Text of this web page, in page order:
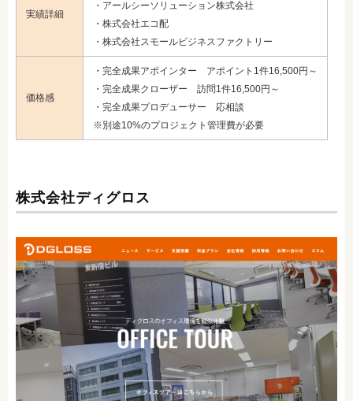
実績詳細
・アールシーソリューション株式会社
・株式会社エコ配
・株式会社スモールビジネスファクトリー
価格感
・完全成果アポインター アポイント1件16,500円～
・完全成果クローザー 訪問1件16,500円～
・完全成果プロデューサー 応相談
※別途10%のプロジェクト管理費が必要
株式会社ディグロス